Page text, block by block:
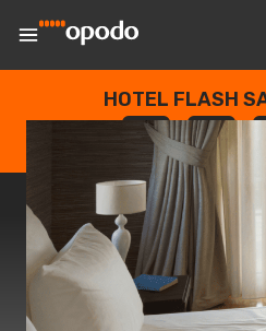
HOTEL FLASH
--
TAGE
: --
STUNDEN
: